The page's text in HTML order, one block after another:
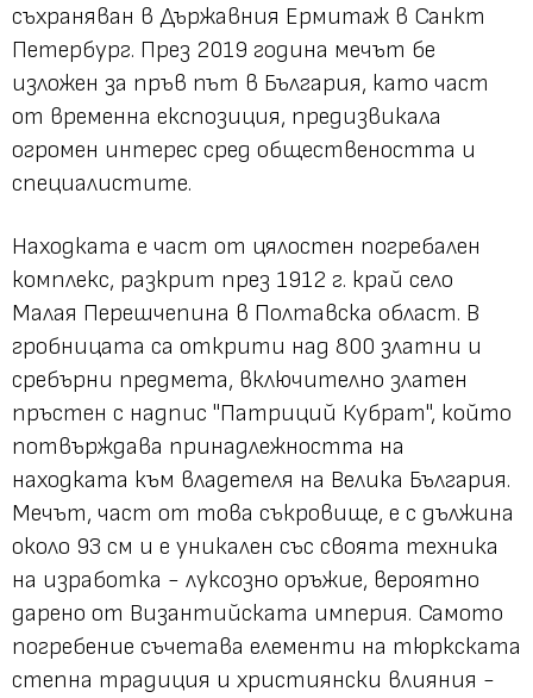
съхраняван в Държавния Ермитаж в Санкт
Петербург. През 2019 година мечът бе
изложен за пръв път в България, като част
от временна експозиция, предизвикала
огромен интерес сред обществеността и
специалистите.
Находката е част от цялостен погребален
комплекс, разкрит през 1912 г. край село
Малая Перешчепина в Полтавска област. В
гробницата са открити над 800 златни и
сребърни предмета, включително златен
пръстен с надпис "Патриций Кубрат", който
потвърждава принадлежността на
находката към владетеля на Велика България.
Мечът, част от това съкровище, е с дължина
около 93 см и е уникален със своята техника
на изработка - луксозно оръжие, вероятно
дарено от Византийската империя. Самото
погребение съчетава елементи на тюркската
степна традиция и християнски влияния -